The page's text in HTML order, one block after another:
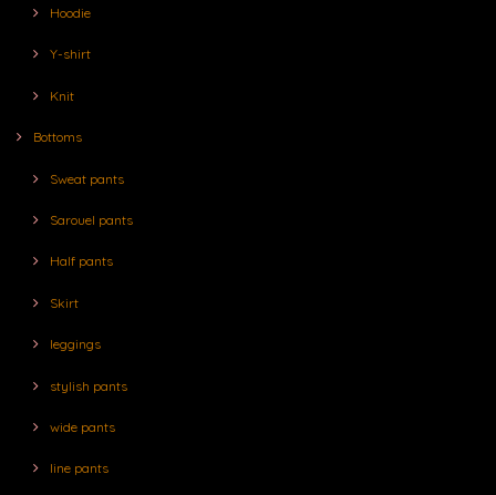
Hoodie
Y-shirt
Knit
Bottoms
Sweat pants
Sarouel pants
Half pants
Skirt
leggings
stylish pants
wide pants
line pants